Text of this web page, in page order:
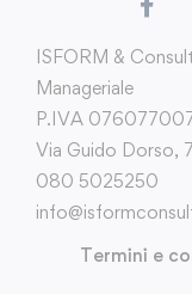
ISFORM &
Manageriale
P.IVA
Via Guido Dorso,
080 5025250
Termini e